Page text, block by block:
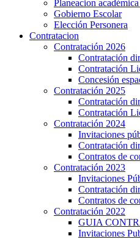
Planeacion
Gobierno Escolar
Elección Personera
Contratacion
Contratación 2026
Contratación
Contratación
Concesión
Contratación 2025
Contratación
Contratación
Contratación 2024
Invitaciones
Contratación
Contratos de
Contratación 2023
Invitaciones
Contratación
Contratos de
Contratación 2022
GUIA
Invitaciones